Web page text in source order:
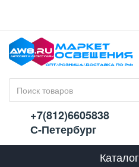
+7(812)6605838
С-Петербург
Каталог